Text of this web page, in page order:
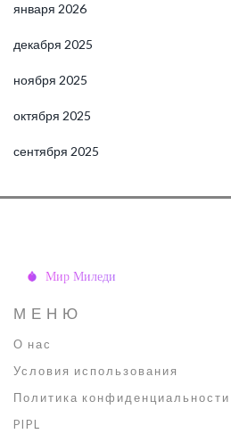
января 2026
декабря 2025
ноября 2025
октября 2025
сентября 2025
МЕНЮ
О нас
Условия использования
Политика конфиденциальности
PIPL